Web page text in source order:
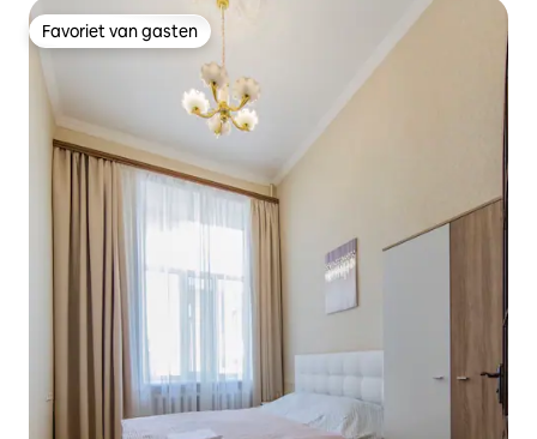
Favoriet van gasten
Favoriet van gasten